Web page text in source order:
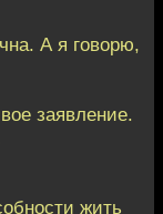
А я говорю,
заявление.
жить